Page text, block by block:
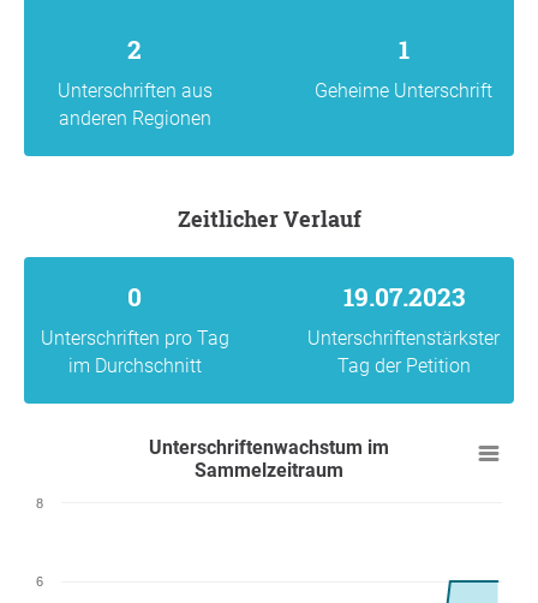
2
Unterschriften aus
anderen Regionen
1
Geheime Unterschrift
Zeitlicher Verlauf
0
Unterschriften pro Tag
im Durchschnitt
19.07.2023
Unterschriftenstärkster
Tag der Petition
Unterschriftenwachstum im
Sammelzeitraum
6
8